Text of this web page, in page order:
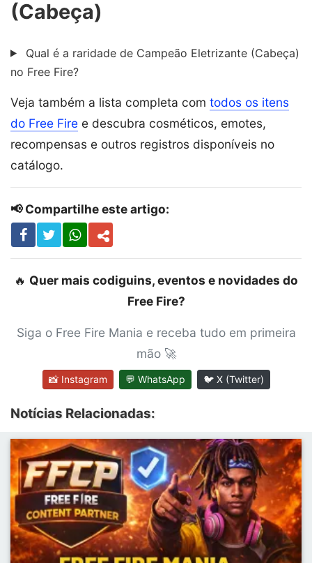
(Cabeça)
Qual é a raridade de Campeão Eletrizante (Cabeça)
no Free Fire?
Veja também a lista completa com todos os itens
do Free Fire e descubra cosméticos, emotes,
recompensas e outros registros disponíveis no
catálogo.
📢 Compartilhe este artigo:
🔥 Quer mais codiguins, eventos e novidades do
Free Fire?
Siga o Free Fire Mania e receba tudo em primeira
mão 🚀
📸 Instagram 💬 WhatsApp 🐦 X (Twitter)
Notícias Relacionadas: